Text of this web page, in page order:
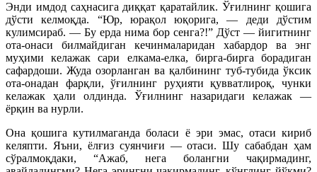
Энди имдод саҳнасига диққат қаратайлик. Ўғилнинг қошига
дўсти келмоқда. “Юр, юрақол юқорига, — деди дўстим
кулимсираб. — Бу ерда нима бор сенга?!” Дўст — йигитнинг
ота-онаси билмайдиган кечинмаларидан хабардор ва энг
муҳими келажак сари елкама-елка, бирга-бирга борадиган
сафардоши. Жуда озорланган ва қалбининг туб-тубида ўксик
ота-онадан фарқли, ўғилнинг руҳияти қувватлироқ, чунки
келажак ҳали олдинда. Ўғилнинг назаридаги келажак —
ёрқин ва нурли.
Она қошига кутилмаганда боласи ё эри эмас, отаси кириб
келяпти. Яъни, ёлғиз суянчиғи — отаси. Шу сабабдан ҳам
сўралмоқдаки, “Ажаб, нега болангни чақирмадинг,